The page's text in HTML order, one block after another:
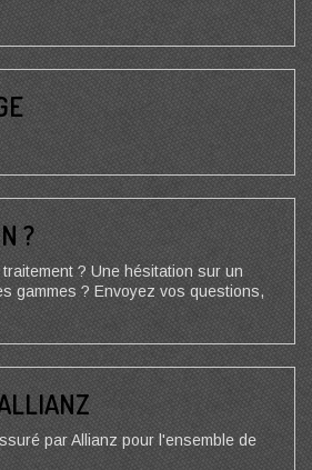
?
? Une hésitation sur un
gammes ? Envoyez vos questions,
par Allianz pour l'ensemble de